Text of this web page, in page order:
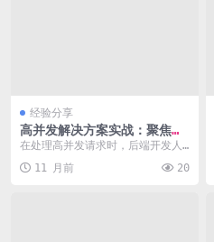
经验分享
高并发解决方案实战：聚焦后
端开发技术痛点与实战
在处理高并发请求时，后端开发人
响应延迟等技术痛点。...
11 月前 20